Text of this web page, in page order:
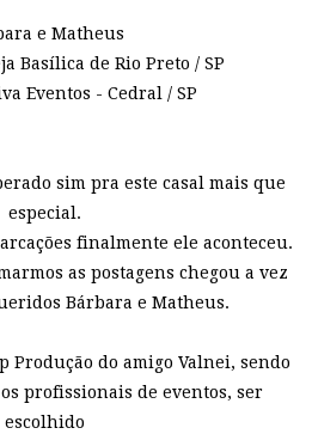
e Matheus
Basílica de Rio Preto / SP
Eventos - Cedral / SP
sim pra este casal mais que
especial.
finalmente ele aconteceu.
as postagens chegou a vez
Bárbara e Matheus.
Produção do amigo Valnei, sendo
profissionais de eventos, ser
escolhido